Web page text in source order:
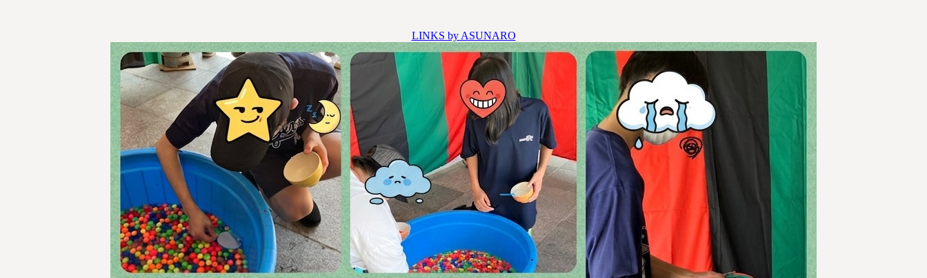
LINKS by ASUNARO